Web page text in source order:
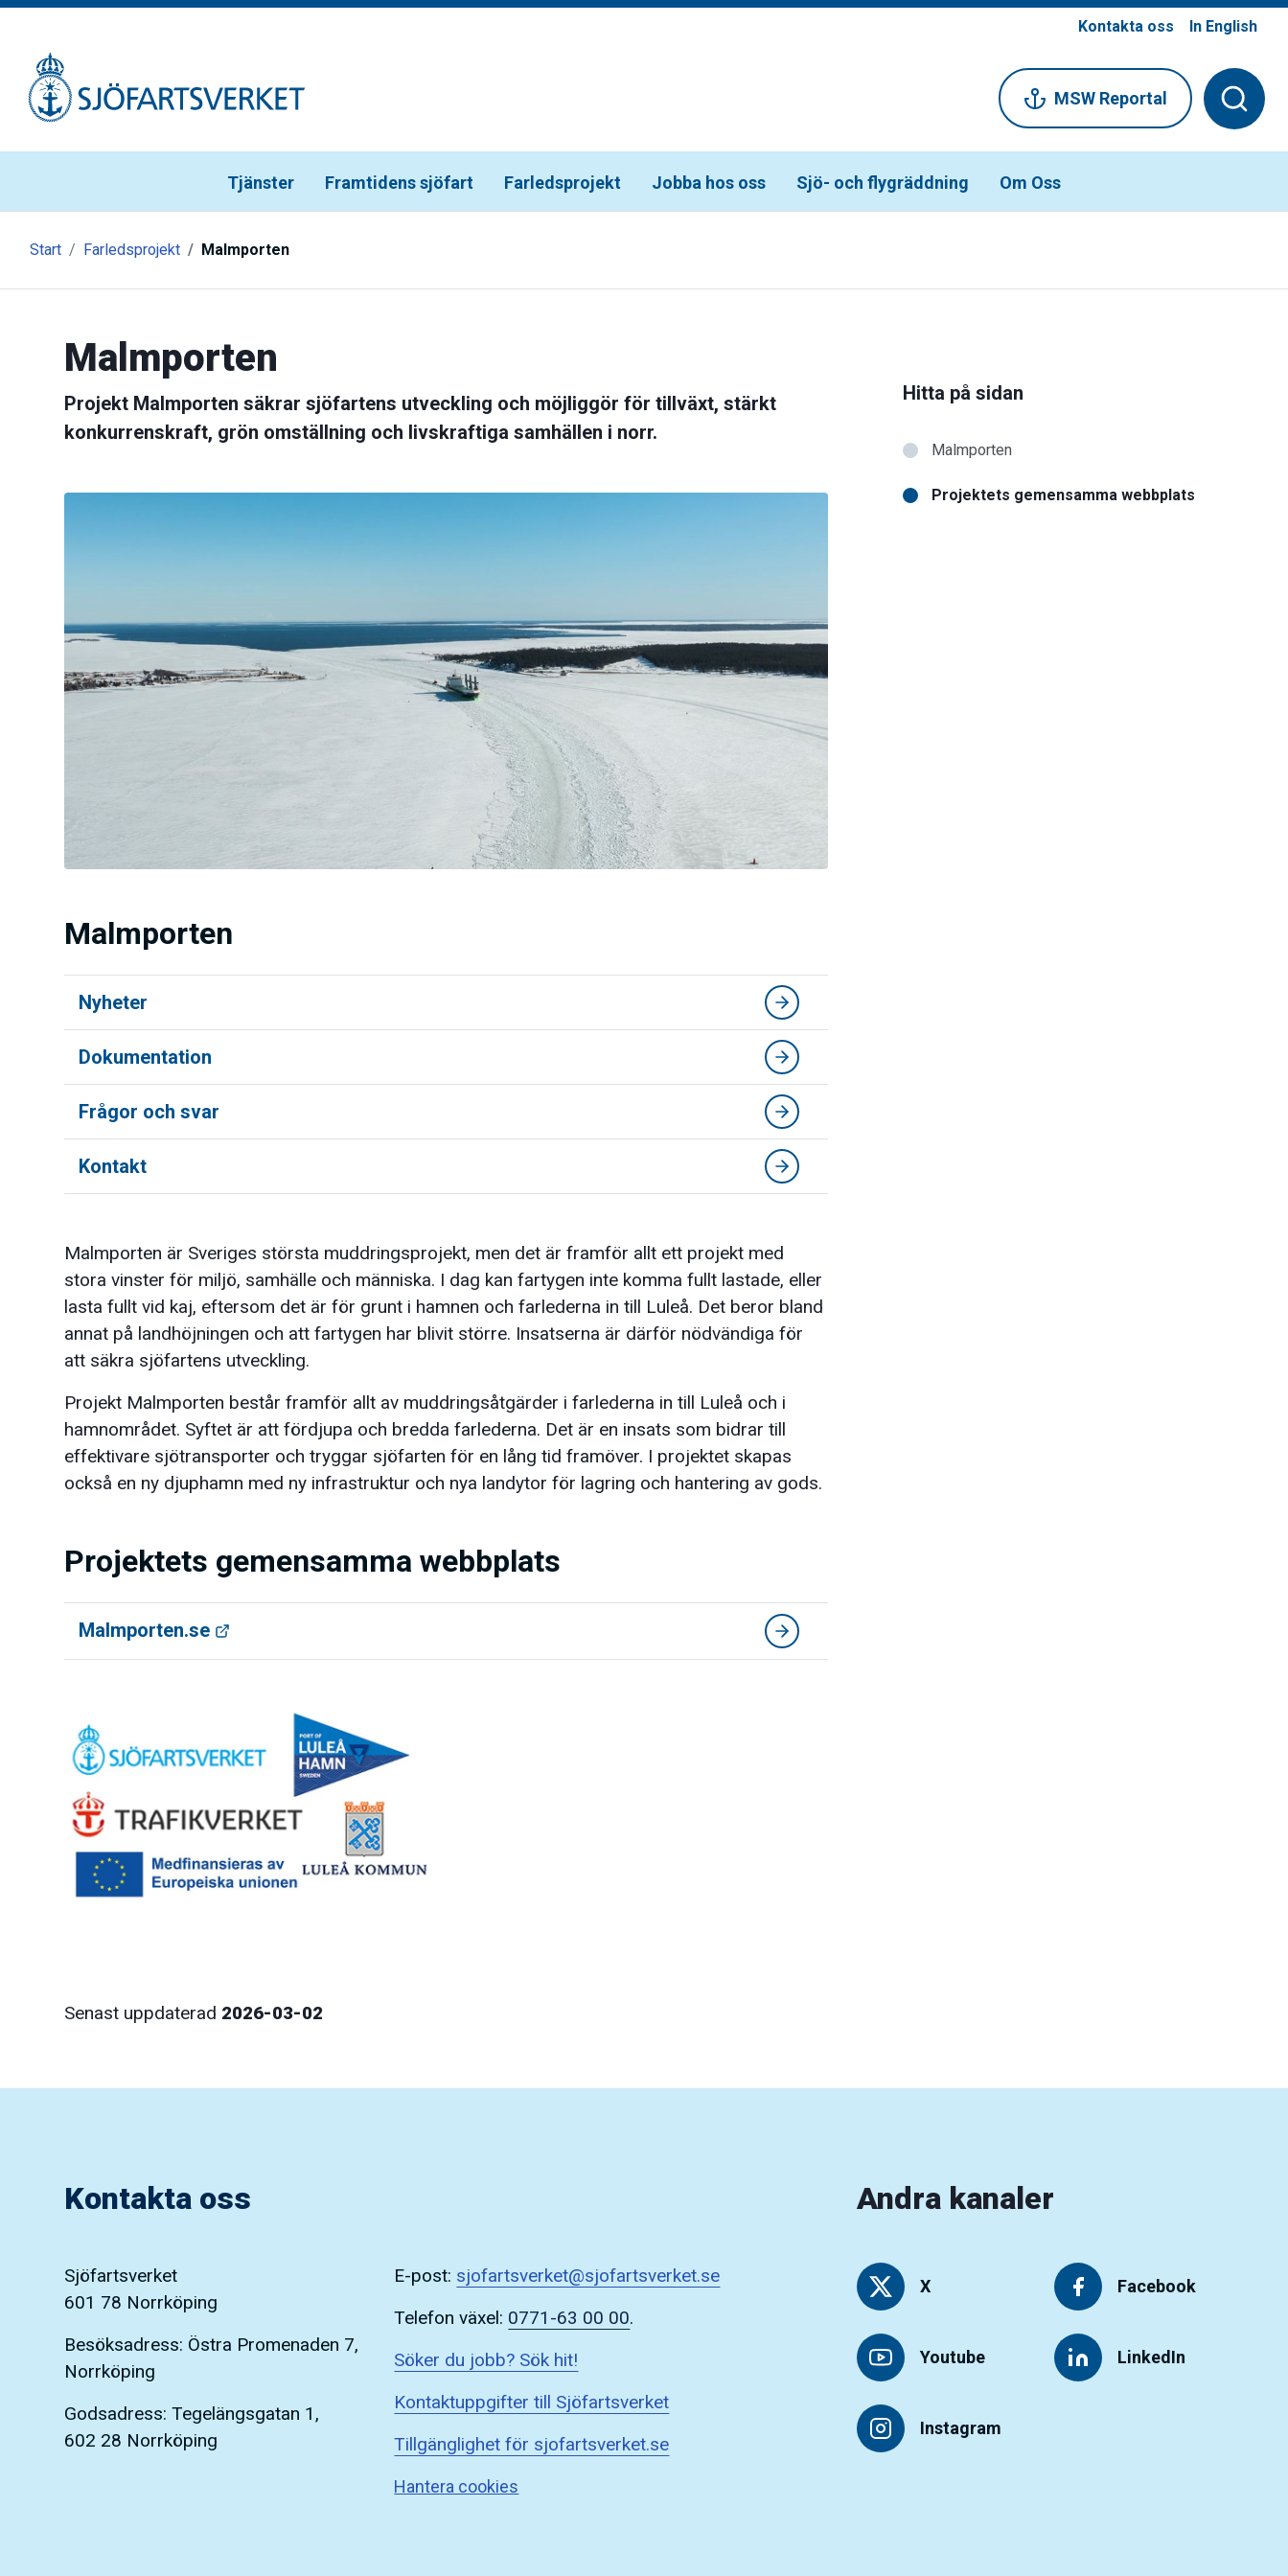
Kontakta oss In English
Tjänster Framtidens sjöfart Farledsprojekt Jobba hos oss Sjö- och flygräddning Om Oss
MSW Reportal
Start Farledsprojekt Malmporten
Hitta på sidan
Malmporten
Projektets gemensamma webbplats
Malmporten
Projekt Malmporten säkrar sjöfartens utveckling och möjliggör för tillväxt, stärkt
konkurrenskraft, grön omställning och livskraftiga samhällen i norr.
Malmporten
Nyheter
Dokumentation
Frågor och svar
Kontakt
Malmporten är Sveriges största muddringsprojekt, men det är framför allt ett projekt med
stora vinster för miljö, samhälle och människa. I dag kan fartygen inte komma fullt lastade, eller
lasta fullt vid kaj, eftersom det är för grunt i hamnen och farlederna in till Luleå. Det beror bland
annat på landhöjningen och att fartygen har blivit större. Insatserna är därför nödvändiga för
att säkra sjöfartens utveckling.
Projekt Malmporten består framför allt av muddringsåtgärder i farlederna in till Luleå och i
hamnområdet. Syftet är att fördjupa och bredda farlederna. Det är en insats som bidrar till
effektivare sjötransporter och tryggar sjöfarten för en lång tid framöver. I projektet skapas
också en ny djuphamn med ny infrastruktur och nya landytor för lagring och hantering av gods.
Projektets gemensamma webbplats
Malmporten.se
Senast uppdaterad 2026-03-02
Kontakta oss
Sjöfartsverket
601 78 Norrköping
Besöksadress: Östra Promenaden 7,
Norrköping
Godsadress: Tegelängsgatan 1,
602 28 Norrköping
E-post: sjofartsverket@sjofartsverket.se
Telefon växel: 0771-63 00 00.
Söker du jobb? Sök hit!
Kontaktuppgifter till Sjöfartsverket
Tillgänglighet för sjofartsverket.se
Hantera cookies
Andra kanaler
X
Youtube
Instagram
Facebook
LinkedIn